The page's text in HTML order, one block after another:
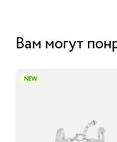
Вам могут
NEW